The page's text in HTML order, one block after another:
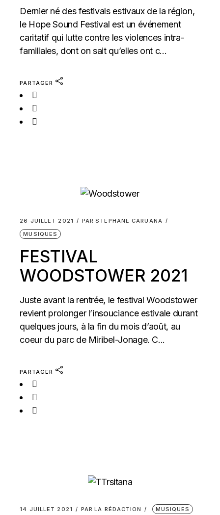
Dernier né des festivals estivaux de la région,
le Hope Sound Festival est un événement
caritatif qui lutte contre les violences intra-
familiales, dont on sait qu’elles ont c...
PARTAGER
26 JUILLET 2021 PAR STÉPHANE CARUANA
MUSIQUES
FESTIVAL
WOODSTOWER 2021
Juste avant la rentrée, le festival Woodstower
revient prolonger l’insouciance estivale durant
quelques jours, à la fin du mois d’août, au
coeur du parc de Miribel-Jonage. C...
PARTAGER
14 JUILLET 2021 PAR LA RÉDACTION MUSIQUES